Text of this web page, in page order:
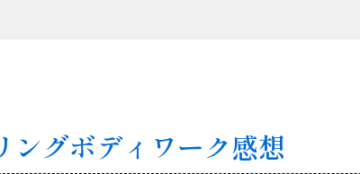
ングボディワーク感想